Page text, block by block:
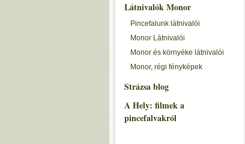
Látnivalók Monor
Pincefalunk látnivalói
Monor Látnivalói
Monor és környéke látnivalói
Monor, régi fényképek
Strázsa blog
A Hely: filmek a
pincefalvakról